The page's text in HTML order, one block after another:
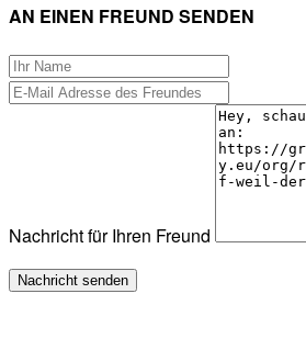
AN EINEN FREUND SENDEN
Nachricht für Ihren Freund